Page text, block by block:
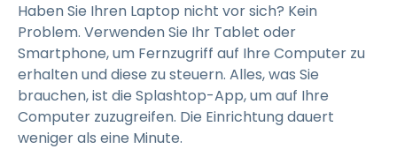
Haben Sie Ihren Laptop nicht vor sich? Kein
Problem. Verwenden Sie Ihr Tablet oder
Smartphone, um Fernzugriff auf Ihre Computer zu
erhalten und diese zu steuern. Alles, was Sie
brauchen, ist die Splashtop-App, um auf Ihre
Computer zuzugreifen. Die Einrichtung dauert
weniger als eine Minute.